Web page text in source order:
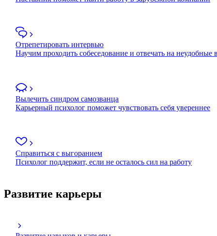
Отрепетировать интервью
Научим проходить собеседование и отвечать на неудобные
Вылечить синдром самозванца
Карьерный психолог поможет чувствовать себя увереннее
Справиться с выгоранием
Психолог поддержит, если не осталось сил на работу
Развитие карьеры